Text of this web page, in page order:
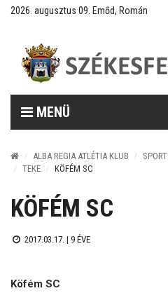
2026. augusztus 09. Emőd, Román
MENÜ
ALBA REGIA ATLÉTIA KLUB
TEKE
KÖFÉM SC
KÖFÉM SC
2017.03.17. | 9 ÉVE
Köfém SC